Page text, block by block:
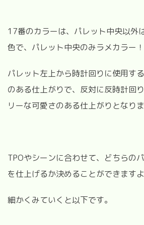
17番のカラーは、パレット中央以外
色で、パレット中央のみラメカラー！
パレット左上から時計回りに使用す
のある仕上がりで、反対に反時計回
リーな可愛さのある仕上がりとなりま
TPOやシーンに合わせて、どちらの
を仕上げるか決めることができますよ
細かくみていくと以下です。